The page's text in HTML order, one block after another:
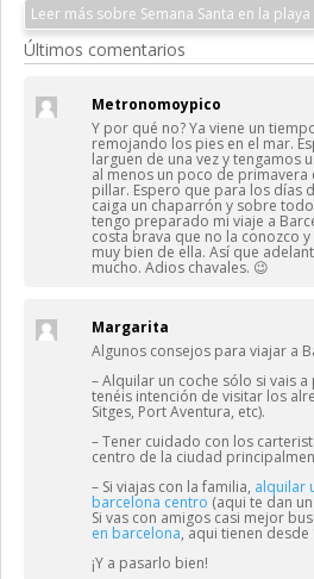
Leer más sobre Semana Santa en la playa
Últimos comentarios
Metronomoypico
Y por qué no? Ya viene un
remojando los pies en el mar.
larguen de una vez y tengamos
al menos un poco de primavera
pillar. Espero que para los días
caiga un chaparrón y sobre
tengo preparado mi viaje a
costa brava que no la conozco
muy bien de ella. Así que
mucho. Adios chavales. 😉
Margarita
Algunos consejos para viajar a
– Alquilar un coche sólo si vais
tenéis intención de visitar los
Sitges, Port Aventura, etc).
– Tener cuidado con los
centro de la ciudad
– Si viajas con la familia, alquilar
barcelona centro (aqui te dan
Si vas con amigos casi mejor
en barcelona, aqui tienen desde
¡Y a pasarlo bien!